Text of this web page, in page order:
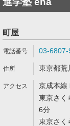
町屋
03-6807-
東京都荒
京成本線
東京さく
6分
東京さく